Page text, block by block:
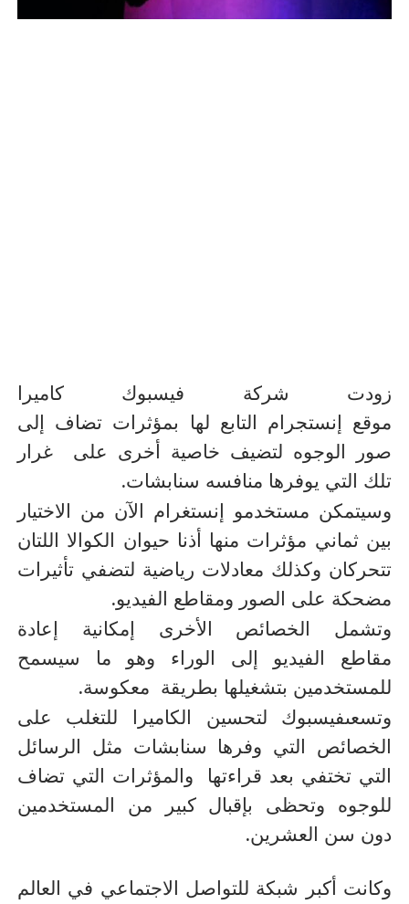
زودت شركة فيسبوك كاميرا
موقع إنستجرام التابع لها بمؤثرات تضاف إلى
صور الوجوه لتضيف خاصية أخرى على غرار
تلك التي يوفرها منافسه سنابشات.
وسيتمكن مستخدمو إنستغرام الآن من الاختيار
بين ثماني مؤثرات منها أذنا حيوان الكوالا اللتان
تتحركان وكذلك معادلات رياضية لتضفي تأثيرات
مضحكة على الصور ومقاطع الفيديو.
وتشمل الخصائص الأخرى إمكانية إعادة
مقاطع الفيديو إلى الوراء وهو ما سيسمح
للمستخدمين بتشغيلها بطريقة معكوسة.
وتسعىفيسبوك لتحسين الكاميرا للتغلب على
الخصائص التي وفرها سنابشات مثل الرسائل
التي تختفي بعد قراءتها والمؤثرات التي تضاف
للوجوه وتحظى بإقبال كبير من المستخدمين
دون سن العشرين.
وكانت أكبر شبكة للتواصل الاجتماعي في العالم